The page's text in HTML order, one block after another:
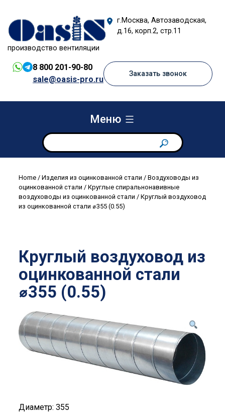
содержимому
производство вентиляции
г.Москва, Автозаводская,
д.16, корп.2, стр.11
8 800 201-90-80
sale@oasis-pro.ru
Заказать звонок
Меню
Home /Изделия из оцинкованной стали /Воздуховоды из
оцинкованной стали /Круглые спиральнонавивные
воздуховоды из оцинкованной стали / Круглый воздуховод
из оцинкованной стали ⌀355 (0.55)
Круглый воздуховод из
оцинкованной стали
⌀355 (0.55)
Диаметр: 355